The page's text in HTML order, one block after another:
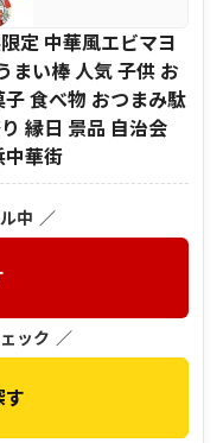
定 中華風エビマヨ
まい棒 人気 子供 お
食べ物 おつまみ駄
縁日 景品 自治会
中華街
中 ／
ック ／